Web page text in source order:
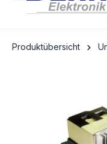
Produktübersicht